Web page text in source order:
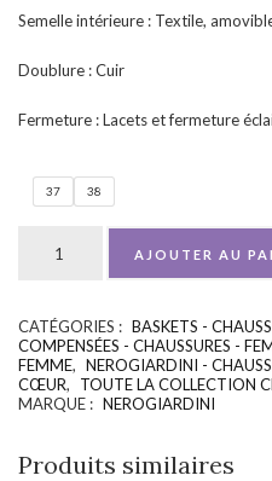
Semelle intérieure : Textile,
Doublure : Cuir
Fermeture : Lacets et fermeture
37 38
AJOUTER AU
CATÉGORIES : BASKETS -
COMPENSÉES - CHAUSSURES -
FEMME, NEROGIARDINI -
CŒUR,
TOUTE LA COLLECTION
MARQUE : NEROGIARDINI
Produits similaires